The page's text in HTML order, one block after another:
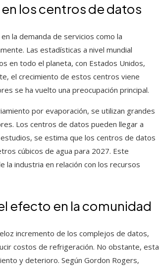
los centros de datos
la demanda de servicios como la
Las estadísticas a nivel mundial
en todo el planeta, con Estados Unidos,
el crecimiento de estos centros viene
se ha vuelto una preocupación principal.
por evaporación, se utilizan grandes
Los centros de datos pueden llegar a
se estima que los centros de datos
cúbicos de agua para 2027. Este
la industria en relación con los recursos
efecto en la comunidad
incremento de los complejos de datos,
costos de refrigeración. No obstante, esta
y deterioro. Según Gordon Rogers,